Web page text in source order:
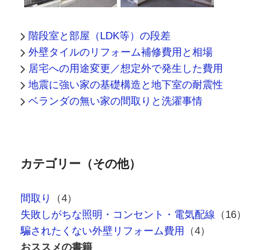
階段室と部屋（LDK等）の段差
外壁タイルのリフォーム補修費用と相場
居宅への用途変更／想定外で発生した費用
地震に強い家の基礎構造と地下室の耐震性
ベランダの無い家の間取りと洗濯事情
カテゴリー（その他）
間取り
（4）
失敗しがちな照明・コンセント・電気配線 （16）
騙されたくない外壁リフォーム費用
（4）
おススメの書籍